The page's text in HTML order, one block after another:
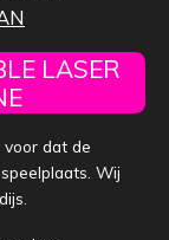
LASER
dat de
Wij